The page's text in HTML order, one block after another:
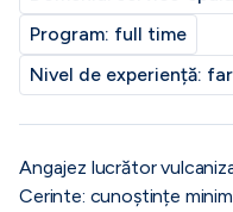
Program: full time
Nivel de experiență:
Angajez lucrător
Cerinte: cunoștințe